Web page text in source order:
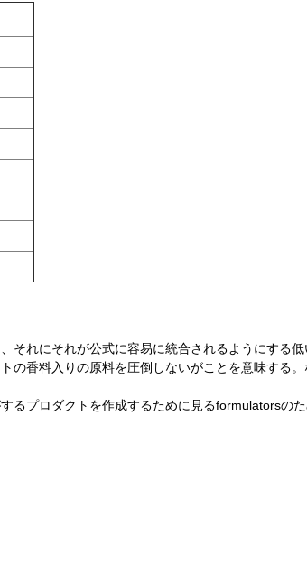
れにそれが公式に容易に統合されるようにする
香料入りの原料を圧倒しないがことを意味する
プロダクトを作成するために見るformulatorsのた